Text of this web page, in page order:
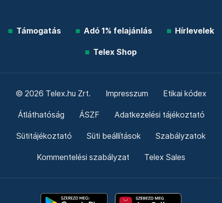
Támogatás Adó 1% felajánlás Hírlevelek
Telex Shop
© 2026 Telex.hu Zrt. Impresszum Etikai kódex
Átláthatóság ÁSZF Adatkezelési tájékoztató
Sütitájékoztató Süti beállítások Szabályzatok
Kommentelési szabályzat Telex Sales